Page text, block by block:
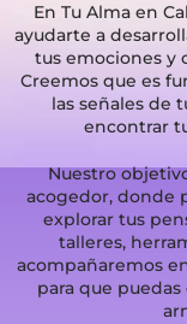
En Tu Alma en
ayudarte a
tus emociones y
Creemos que es
las señales de
encontrar
Nuestro
acogedor, donde
explorar tus
talleres,
acompañaremos
para que